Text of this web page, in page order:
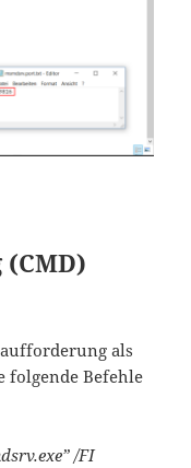
als
folgende Befehle
/FI